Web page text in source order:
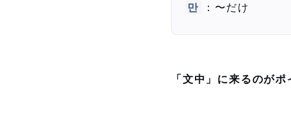
만 ：〜だけ
「文中」に来るのがポ